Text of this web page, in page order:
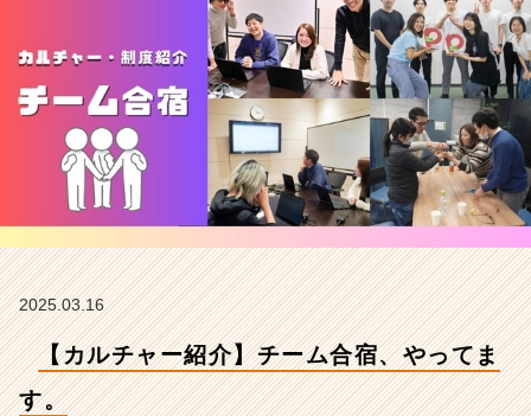
す。
【L
M
の
ン】
2025.03.16
【カルチャー紹介】チーム合宿、やってま
す。